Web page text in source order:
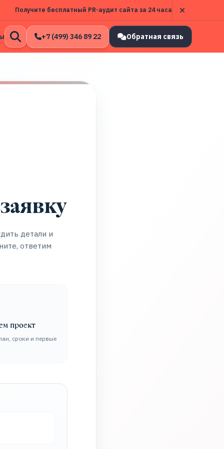
Получите бесплатный PR-аудит сайта за 24 часа
Открыть
поиск
+7 (499) 346 89 22 Обратная связь
детали и
ответим
проект
сроки и первые